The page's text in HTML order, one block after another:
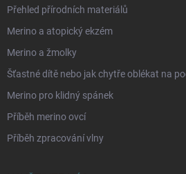
Přehled přírodních materiálů
Merino a atopický ekzém
Merino a žmolky
Šťastné dítě nebo jak chytře oblékat na
Merino pro klidný spánek
Příběh merino ovcí
Příběh zpracování vlny